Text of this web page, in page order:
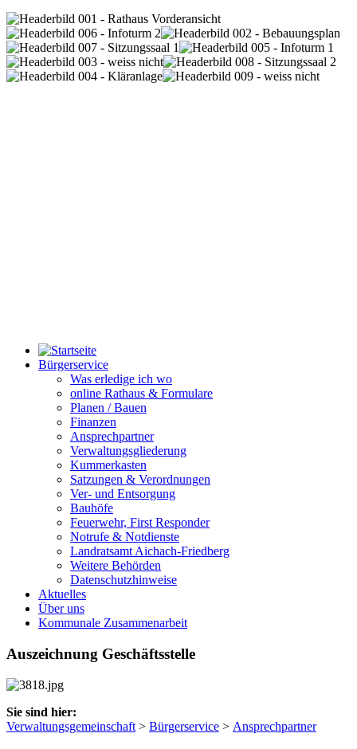
Bürgerservice
Was erledige ich wo
online Rathaus & Formulare
Planen / Bauen
Finanzen
Ansprechpartner
Verwaltungsgliederung
Kummerkasten
Satzungen & Verordnungen
Ver- und Entsorgung
Bauhöfe
Feuerwehr, First Responder
Notrufe & Notdienste
Landratsamt Aichach-Friedberg
Weitere Behörden
Datenschutzhinweise
Aktuelles
Über uns
Kommunale Zusammenarbeit
Auszeichnung Geschäftsstelle
Sie sind hier:
Verwaltungsgemeinschaft > Bürgerservice > Ansprechpartner